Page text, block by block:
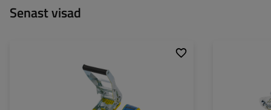
Senast visad
50 mm
5 ton (5000 DAN)
300 daN
Standard